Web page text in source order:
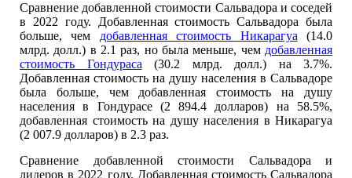
Сравнение добавленной стоимости Сальвадора и соседей
в 2022 году. Добавленная стоимость Сальвадора была
больше, чем добавленная стоимость Никарагуа (14.0
млрд. долл.) в 2.1 раз, но была меньше, чем добавленная
стоимость Гондураса (30.2 млрд. долл.) на 3.7%.
Добавленная стоимость на душу населения в Сальвадоре
была больше, чем добавленная стоимость на душу
населения в Гондурасе (2 894.4 долларов) на 58.5%,
добавленная стоимость на душу населения в Никарагуа
(2 007.9 долларов) в 2.3 раз.
Сравнение добавленной стоимости Сальвадора и
лидеров в 2022 году. Добавленная стоимость Сальвадора